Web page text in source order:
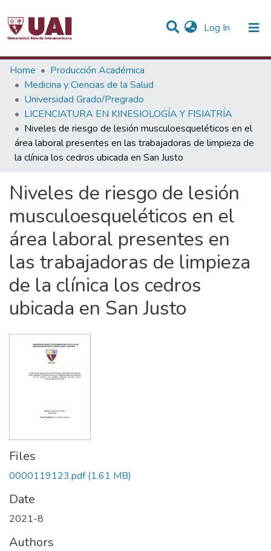
Log In (current)
Statistics
Communities & Collections
All of DSpace
Home
Producción Académica
Medicina y Ciencias de la Salud
Universidad Grado/Pregrado
LICENCIATURA EN KINESIOLOGÍA Y FISIATRÍA
Niveles de riesgo de lesión musculoesqueléticos en el
área laboral presentes en las trabajadoras de limpieza de
la clínica los cedros ubicada en San Justo
Niveles de riesgo de lesión
musculoesqueléticos en el
área laboral presentes en
las trabajadoras de limpieza
de la clínica los cedros
ubicada en San Justo
Files
0000119123.pdf (1.61 MB)
Date
2021-8
Authors